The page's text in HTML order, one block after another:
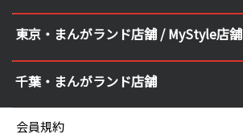
東京・まんがランド店舗 / MyStyle店舗
千葉・まんがランド店舗
会員規約